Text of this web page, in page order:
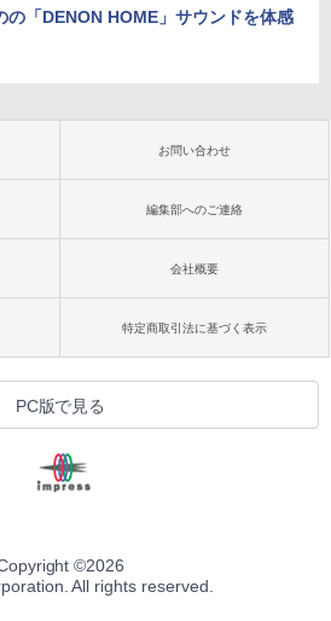
の「DENON HOME」サウンドを体感
お問い合わせ
編集部へのご連絡
会社概要
特定商取引法に基づく表示
PC版で見る
©2026
All rights reserved.